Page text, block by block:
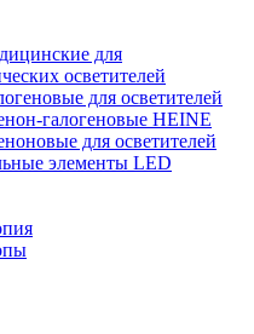
для
осветителей
для осветителей
галогеновые HEINE
для осветителей
элементы LED